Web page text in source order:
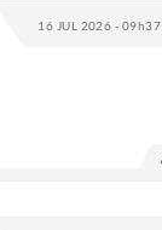
16 JUL 2026 - 09h37